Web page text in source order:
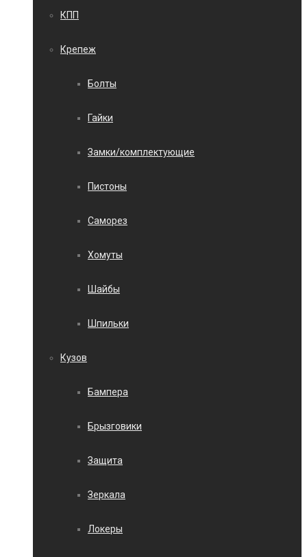
КПП
Крепеж
Болты
Гайки
Замки/комплектующие
Пистоны
Саморез
Хомуты
Шайбы
Шпильки
Кузов
Бампера
Брызговики
Защита
Зеркала
Локеры